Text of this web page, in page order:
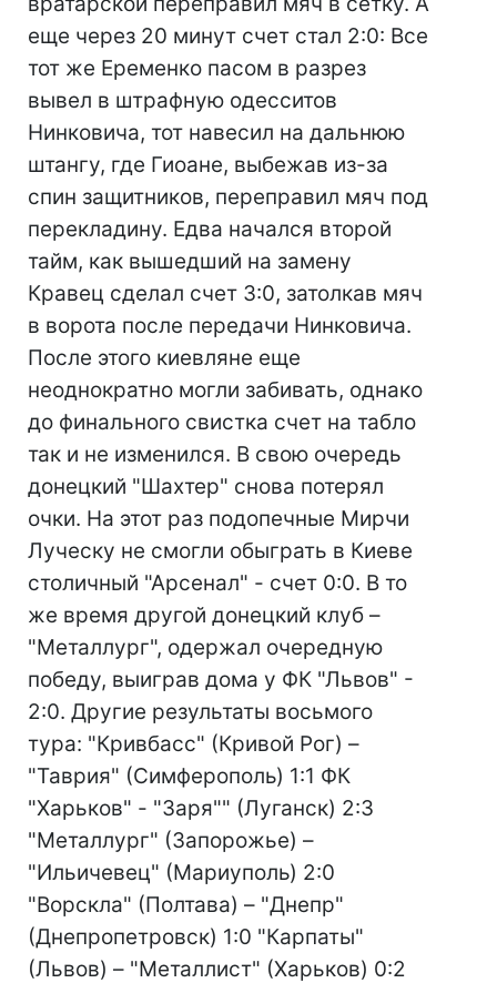
еще через 20 минут счет стал 2:0: Все
тот же Еременко пасом в разрез
вывел в штрафную одесситов
Нинковича, тот навесил на дальнюю
штангу, где Гиоане, выбежав из-за
спин защитников, переправил мяч под
перекладину. Едва начался второй
тайм, как вышедший на замену
Кравец сделал счет 3:0, затолкав мяч
в ворота после передачи Нинковича.
После этого киевляне еще
неоднократно могли забивать, однако
до финального свистка счет на табло
так и не изменился. В свою очередь
донецкий "Шахтер" снова потерял
очки. На этот раз подопечные Мирчи
Луческу не смогли обыграть в Киеве
столичный "Арсенал" - счет 0:0. В то
же время другой донецкий клуб –
"Металлург", одержал очередную
победу, выиграв дома у ФК "Львов" -
2:0. Другие результаты восьмого
тура: "Кривбасс" (Кривой Рог) –
"Таврия" (Симферополь) 1:1 ФК
"Харьков" - "Заря"" (Луганск) 2:3
"Металлург" (Запорожье) –
"Ильичевец" (Мариуполь) 2:0
"Ворскла" (Полтава) – "Днепр"
(Днепропетровск) 1:0 "Карпаты"
(Львов) – "Металлист" (Харьков) 0:2